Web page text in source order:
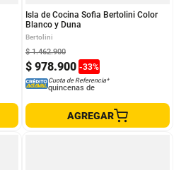
Isla de Cocina Sofia Bertolini Color
Blanco y Duna
Bertolini
$ 978.900 -33%
$ 1.462.900
Cuota de Referencia*
quincenas de
AGREGAR